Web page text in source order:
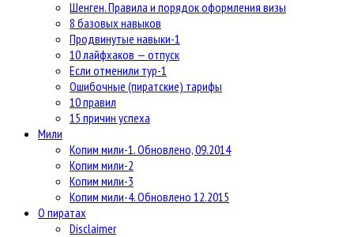
Шенген. Правила и порядок оформления визы
8 базовых навыков
Продвинутые навыки-1
10 лайфхаков — отпуск
Если отменили тур-1
Ошибочные (пиратские) тарифы
10 правил
15 причин успеха
Мили
Копим мили-1. Обновлено, 09.2014
Копим мили-2
Копим мили-3
Копим мили-4. Обновлено 12.2015
О пиратах
Disclaimer